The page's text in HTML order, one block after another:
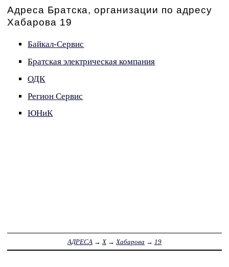
Адреса Братска, организации по адресу
Хабарова 19
Байкал-Сервис
Братская электрическая компания
ОДК
Регион Сервис
ЮНиК
АДРЕСА → Х→ Хабарова → 19